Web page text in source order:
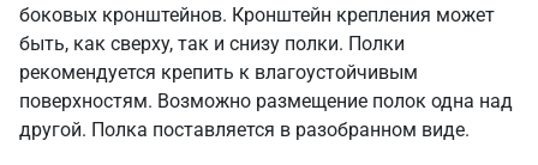
боковых кронштейнов. Кронштейн крепления может
быть, как сверху, так и снизу полки. Полки
рекомендуется крепить к влагоустойчивым
поверхностям. Возможно размещение полок одна над
другой. Полка поставляется в разобранном виде.